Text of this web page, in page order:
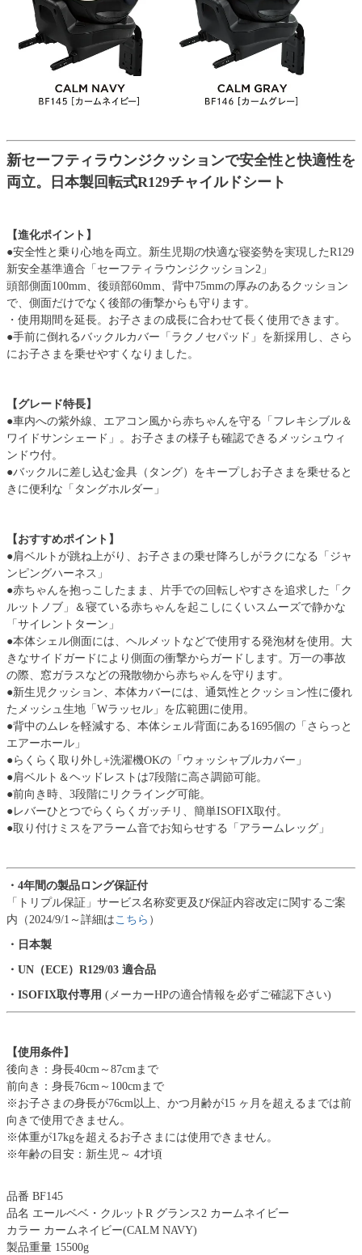
新セーフティラウンジクッションで安全性と快適性を
両立。日本製回転式R129チャイルドシート
【進化ポイント】
●安全性と乗り心地を両立。新生児期の快適な寝姿勢を実現したR129
新安全基準適合「セーフティラウンジクッション2」
頭部側面100mm、後頭部60mm、背中75mmの厚みのあるクッション
で、側面だけでなく後部の衝撃からも守ります。
・使用期間を延長。お子さまの成長に合わせて長く使用できます。
●手前に倒れるバックルカバー「ラクノセパッド」を新採用し、さら
にお子さまを乗せやすくなりました。
【グレード特長】
●車内への紫外線、エアコン風から赤ちゃんを守る「フレキシブル＆
ワイドサンシェード」。お子さまの様子も確認できるメッシュウィ
ンドウ付。
●バックルに差し込む金具（タング）をキープしお子さまを乗せると
きに便利な「タングホルダー」
【おすすめポイント】
●肩ベルトが跳ね上がり、お子さまの乗せ降ろしがラクになる「ジャ
ンピングハーネス」
●赤ちゃんを抱っこしたまま、片手での回転しやすさを追求した「ク
ルットノブ」＆寝ている赤ちゃんを起こしにくいスムーズで静かな
「サイレントターン」
●本体シェル側面には、ヘルメットなどで使用する発泡材を使用。大
きなサイドガードにより側面の衝撃からガードします。万一の事故
の際、窓ガラスなどの飛散物から赤ちゃんを守ります。
●新生児クッション、本体カバーには、通気性とクッション性に優れ
たメッシュ生地「Wラッセル」を広範囲に使用。
●背中のムレを軽減する、本体シェル背面にある1695個の「さらっと
エアーホール」
●らくらく取り外し+洗濯機OKの「ウォッシャブルカバー」
●肩ベルト＆ヘッドレストは7段階に高さ調節可能。
●前向き時、3段階にリクライング可能。
●レバーひとつでらくらくガッチリ、簡単ISOFIX取付。
●取り付けミスをアラーム音でお知らせする「アラームレッグ」
・4年間の製品ロング保証付
「トリプル保証」サービス名称変更及び保証内容改定に関するご案
内（2024/9/1～詳細はこちら ）
・日本製
・UN（ECE）R129/03 適合品
・ISOFIX取付専用 (メーカーHPの適合情報を必ずご確認下さい)
【使用条件】
後向き：身長40cm～87cmまで
前向き：身長76cm～100cmまで
※お子さまの身長が76cm以上、かつ月齢が15 ヶ月を超えるまでは前
向きで使用できません。
※体重が17kgを超えるお子さまには使用できません。
※年齢の目安：新生児～ 4才頃
品番 BF145
品名 エールベベ・クルットR グランス2 カームネイビー
カラー カームネイビー(CALM NAVY)
製品重量 15500g